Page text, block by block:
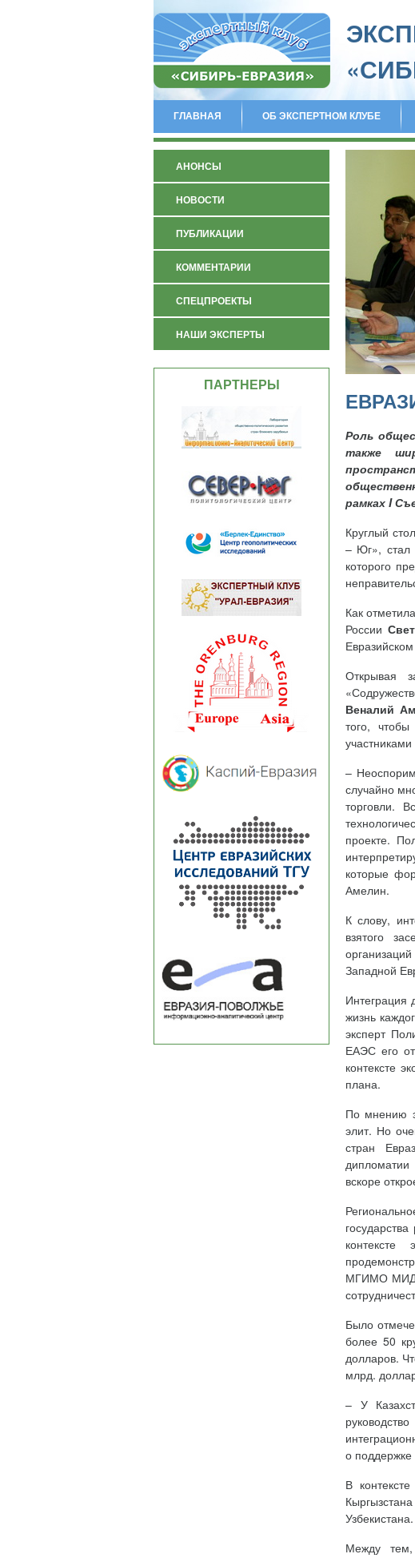
ГЛАВНАЯ ОБ ЭКСПЕРТНОМ КЛУБЕ
АНОНСЫ
НОВОСТИ
ПУБЛИКАЦИИ
КОММЕНТАРИИ
СПЕЦПРОЕКТЫ
НАШИ ЭКСПЕРТЫ
ПАРТНЕРЫ
Роль
также
рамках I
Круглый
– Юг», стал
которого
Как
России
Открывая
Веналий
того,
–
случайно
торговли.
проекте.
которые
Амелин.
К слову,
взятого
Западной
Интеграция
жизнь
эксперт
ЕАЭС его
контексте
плана.
По мнению
элит. Но
стран
вскоре
контексте
МГИМО МИД
Было
более 50
долларов.
млрд.
– У
о поддержке
В
Узбекистана.
Между тем,